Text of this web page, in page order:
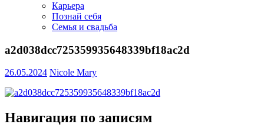
Карьера
Познай себя
Семья и свадьба
a2d038dcc725359935648339bf18ac2d
26.05.2024 Nicole Mary
Навигация по записям